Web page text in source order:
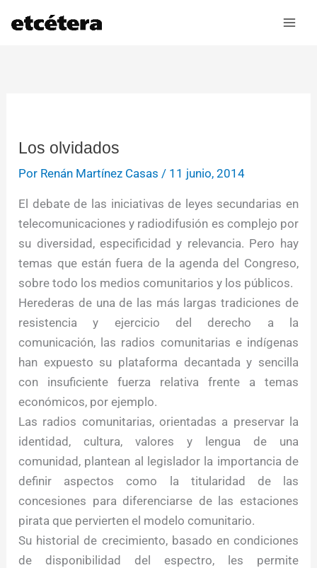
Los olvidados
Por Renán Martínez Casas / 11 junio, 2014
El debate de las iniciativas de leyes secundarias en
telecomunicaciones y radiodifusión es complejo por
su diversidad, especificidad y relevancia. Pero hay
temas que están fuera de la agenda del Congreso,
sobre todo los medios comunitarios y los públicos.
Herederas de una de las más largas tradiciones de
resistencia y ejercicio del derecho a la
comunicación, las radios comunitarias e indígenas
han expuesto su plataforma decantada y sencilla
con insuficiente fuerza relativa frente a temas
económicos, por ejemplo.
Las radios comunitarias, orientadas a preservar la
identidad, cultura, valores y lengua de una
comunidad, plantean al legislador la importancia de
definir aspectos como la titularidad de las
concesiones para diferenciarse de las estaciones
pirata que pervierten el modelo comunitario.
Su historial de crecimiento, basado en condiciones
de disponibilidad del espectro, les permite